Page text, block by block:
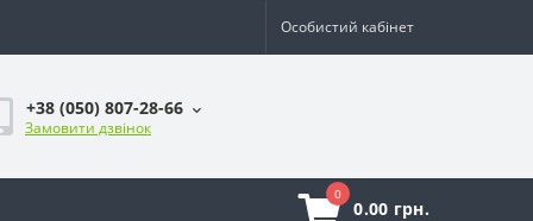
Особистий кабінет
+38 (050) 807-28-66
Замовити дзвінок
0
0.00 грн.